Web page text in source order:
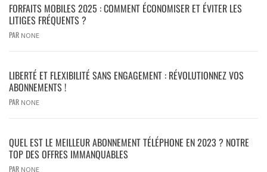
FORFAITS MOBILES 2025 : COMMENT ÉCONOMISER ET ÉVITER LES
LITIGES FRÉQUENTS ?
PAR NONE
LIBERTÉ ET FLEXIBILITÉ SANS ENGAGEMENT : RÉVOLUTIONNEZ VOS
ABONNEMENTS !
PAR NONE
QUEL EST LE MEILLEUR ABONNEMENT TÉLÉPHONE EN 2023 ? NOTRE
TOP DES OFFRES IMMANQUABLES
PAR NONE